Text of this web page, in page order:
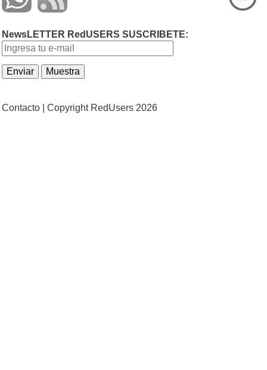
NewsLETTER RedUSERS SUSCRIBETE:
Contacto | Copyright RedUsers 2026